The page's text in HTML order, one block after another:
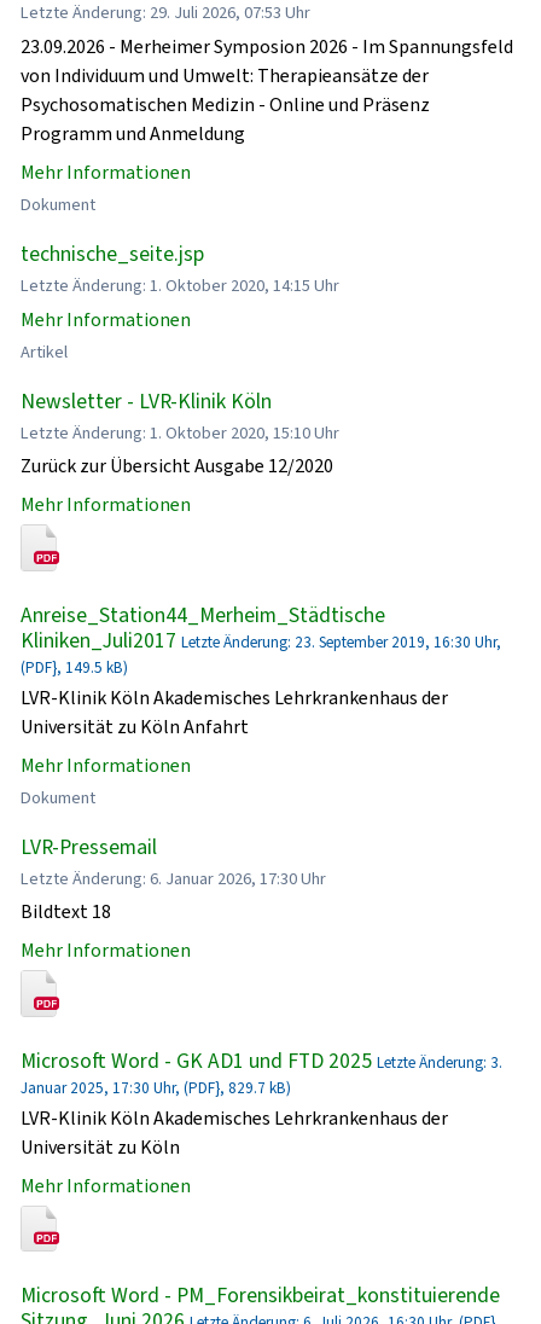
Letzte Änderung: 29. Juli 2026, 07:53 Uhr
23.09.2026 - Merheimer Symposion 2026 - Im Spannungsfeld
von Individuum und Umwelt: Therapieansätze der
Psychosomatischen Medizin - Online und Präsenz
Programm und Anmeldung
Mehr Informationen
Dokument
technische_seite.jsp
Letzte Änderung: 1. Oktober 2020, 14:15 Uhr
Mehr Informationen
Artikel
Newsletter - LVR-Klinik Köln
Letzte Änderung: 1. Oktober 2020, 15:10 Uhr
Zurück zur Übersicht Ausgabe 12/2020
Mehr Informationen
Anreise_Station44_Merheim_Städtische
Kliniken_Juli2017 Letzte Änderung: 23. September 2019, 16:30 Uhr,
(PDF}, 149.5 kB)
LVR-Klinik Köln Akademisches Lehrkrankenhaus der
Universität zu Köln Anfahrt
Mehr Informationen
Dokument
LVR-Pressemail
Letzte Änderung: 6. Januar 2026, 17:30 Uhr
Bildtext 18
Mehr Informationen
Microsoft Word - GK AD1 und FTD 2025 Letzte Änderung: 3.
Januar 2025, 17:30 Uhr, (PDF}, 829.7 kB)
LVR-Klinik Köln Akademisches Lehrkrankenhaus der
Universität zu Köln
Mehr Informationen
Microsoft Word - PM_Forensikbeirat_konstituierende